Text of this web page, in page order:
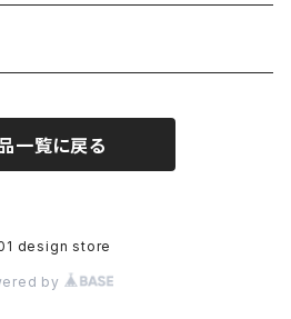
一覧に戻る
design store
by